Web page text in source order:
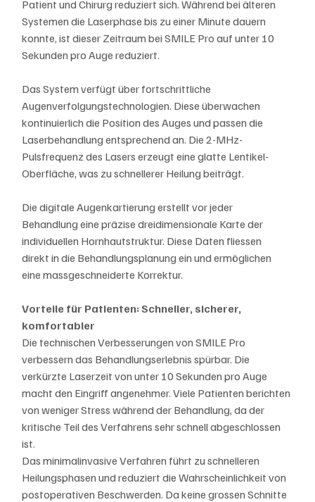
Patient und Chirurg reduziert sich. Während bei älteren
Systemen die Laserphase bis zu einer Minute dauern
konnte, ist dieser Zeitraum bei SMILE Pro auf unter 10
Sekunden pro Auge reduziert.
Das System verfügt über fortschrittliche
Augenverfolgungstechnologien. Diese überwachen
kontinuierlich die Position des Auges und passen die
Laserbehandlung entsprechend an. Die 2-MHz-
Pulsfrequenz des Lasers erzeugt eine glatte Lentikel-
Oberfläche, was zu schnellerer Heilung beiträgt.
Die digitale Augenkartierung erstellt vor jeder
Behandlung eine präzise dreidimensionale Karte der
individuellen Hornhautstruktur. Diese Daten fliessen
direkt in die Behandlungsplanung ein und ermöglichen
eine massgeschneiderte Korrektur.
Vorteile für Patienten: Schneller, sicherer,
komfortabler
Die technischen Verbesserungen von SMILE Pro
verbessern das Behandlungserlebnis spürbar. Die
verkürzte Laserzeit von unter 10 Sekunden pro Auge
macht den Eingriff angenehmer. Viele Patienten berichten
von weniger Stress während der Behandlung, da der
kritische Teil des Verfahrens sehr schnell abgeschlossen
ist.
Das minimalinvasive Verfahren führt zu schnelleren
Heilungsphasen und reduziert die Wahrscheinlichkeit von
postoperativen Beschwerden. Da keine grossen Schnitte